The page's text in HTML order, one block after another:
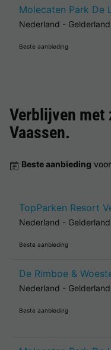
Molecaten Park De
Nederland - Gelderland
Beste aanbieding
Verblijven met
Vaassen.
Beste aanbieding
TopParken Resort
Nederland - Gelderland
Beste aanbieding
De Rimboe &
Nederland - Gelderland
Beste aanbieding